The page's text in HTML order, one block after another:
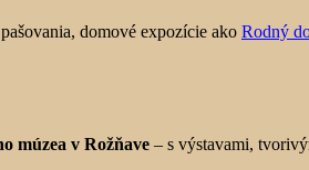
domové expozície ako Rodný
múzea v Rožňave – s výstavami,